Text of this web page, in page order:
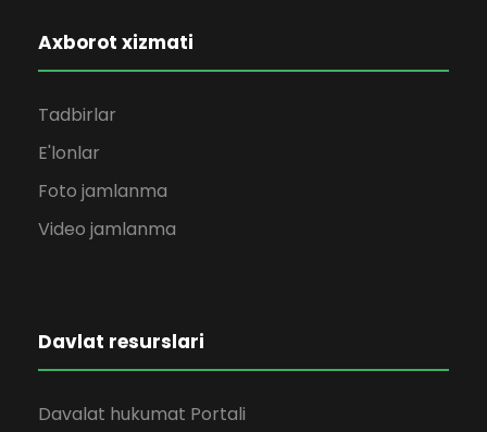
Axborot xizmati
Tadbirlar
E'lonlar
Foto jamlanma
Video jamlanma
Davlat resurslari
Davalat hukumat Portali